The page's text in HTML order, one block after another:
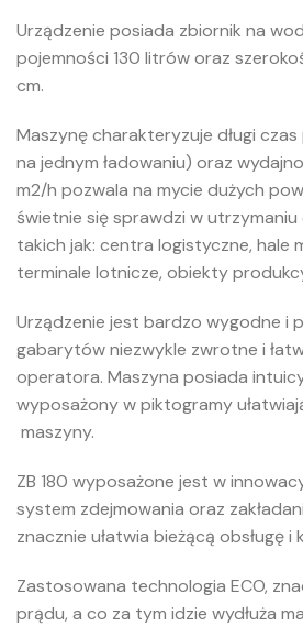
Urządzenie posiada zbiornik na
pojemności 130 litrów oraz
cm.
Maszynę charakteryzuje długi
na jednym ładowaniu) oraz
m2/h pozwala na mycie dużych
świetnie się sprawdzi w
takich jak: centra logistyczne, hale
terminale lotnicze, obiekty
Urządzenie jest bardzo wygodne i
gabarytów niezwykle zwrotne i
operatora. Maszyna posiada
wyposażony w piktogramy
maszyny.
ZB 180 wyposażone jest w
system zdejmowania oraz
znacznie ułatwia bieżącą obsługę i
Zastosowana technologia ECO,
prądu, a co za tym idzie wydłuża